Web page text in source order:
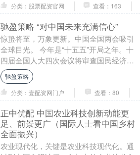
分类：股票配资官网
查看：163
驰盈策略 “对中国未来充满信心”
惊蛰将至，万象更新。中国全国两会吸引
全球目光。 今年是“十五五”开局之年。十
四届全国人大四次会议将审查国民经济和
社会发展第十五个五年规划纲要草案，海
外各界高度关....
驰盈策略
分类：壹配资网门户
查看：80
正中优配 中国农业科技创新动能更
足、前景更广（国际人士看中国乡村
全面振兴）
农业现代化，关键是农业科技现代化。通